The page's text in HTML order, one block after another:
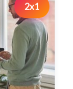
2x1